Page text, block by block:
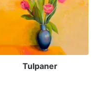
Tulpaner